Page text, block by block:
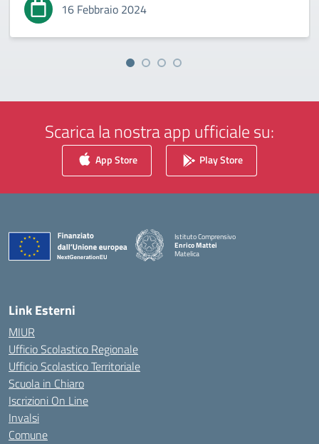
16 Febbraio 2024
Scarica la nostra app ufficiale su:
App Store Play Store
Istituto Comprensivo
Enrico Mattei
Matelica
Link Esterni
MIUR
Ufficio Scolastico Regionale
Ufficio Scolastico Territoriale
Scuola in Chiaro
Iscrizioni On Line
Invalsi
Comune